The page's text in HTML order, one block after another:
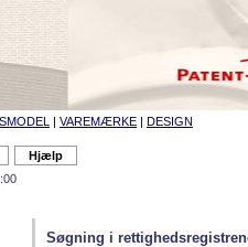
| VAREMÆRKE | DESIGN
Søgning i